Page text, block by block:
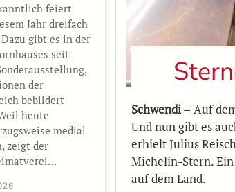
Schwendi – Auf
Und nun gibt es
erhielt Julius
Michelin-Stern. Ein
auf dem Land.
feiert
Jahr dreifach
gibt es in der
seit
der
bebildert
heute
medial
zeigt der